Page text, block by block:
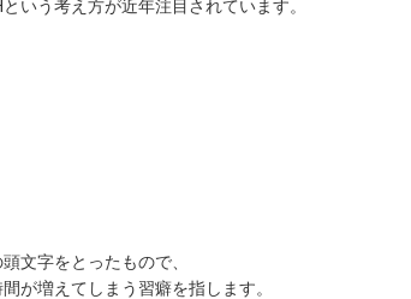
文字をとったもので、
が増えてしまう習癖を指します。